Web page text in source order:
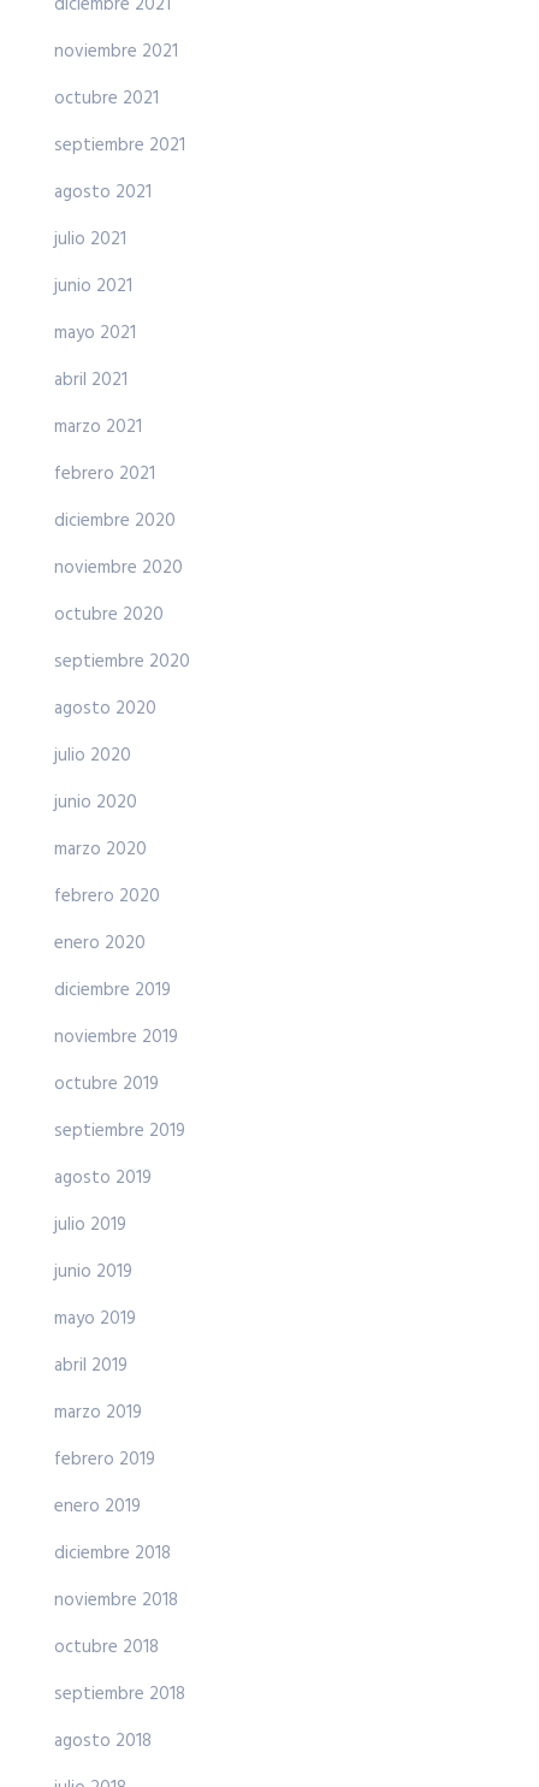
noviembre 2021
octubre 2021
septiembre 2021
agosto 2021
julio 2021
junio 2021
mayo 2021
abril 2021
marzo 2021
febrero 2021
diciembre 2020
noviembre 2020
octubre 2020
septiembre 2020
agosto 2020
julio 2020
junio 2020
marzo 2020
febrero 2020
enero 2020
diciembre 2019
noviembre 2019
octubre 2019
septiembre 2019
agosto 2019
julio 2019
junio 2019
mayo 2019
abril 2019
marzo 2019
febrero 2019
enero 2019
diciembre 2018
noviembre 2018
octubre 2018
septiembre 2018
agosto 2018